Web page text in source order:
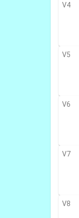
V4
V5
V6
V7
V8